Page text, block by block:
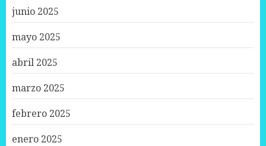
junio 2025
mayo 2025
abril 2025
marzo 2025
febrero 2025
enero 2025